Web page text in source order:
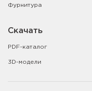
Фурнитура
Скачать
PDF-каталог
3D-модели